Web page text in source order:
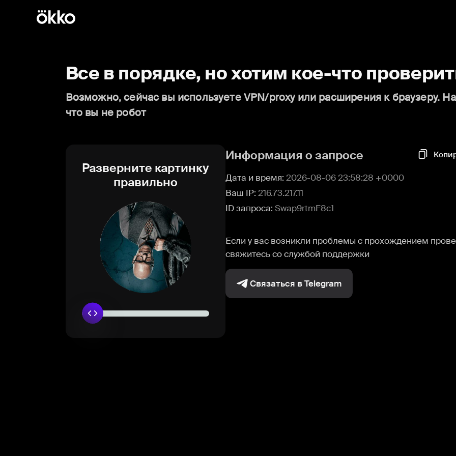
Все в порядке, но хотим кое-что
Возможно, сейчас вы используете VPN/proxy или расширения к браузеру.
что вы не робот
Разверните картинку
правильно
Информация о запросе
Дата и время: 2026-08-06 23:58:28 +0000
Ваш IP: 216.73.217.11
ID запроса: Swap9rtmF8c1
Если у вас возникли проблемы с прохождением
свяжитесь со службой поддержки
Связаться в Telegram